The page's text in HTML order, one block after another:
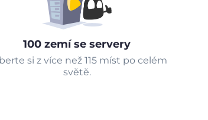
100 zemí se servery
si z více než 115 míst po celém
světě.